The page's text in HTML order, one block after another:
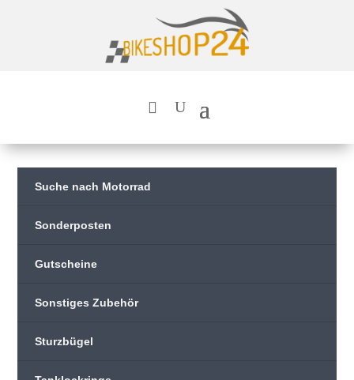
Suche nach Motorrad
Sonderposten
Gutscheine
Sonstiges Zubehör
Sturzbügel